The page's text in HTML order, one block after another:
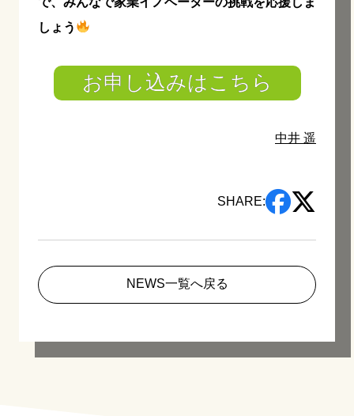
しょう
お申し込みはこちら
中井 遥
SHARE:
NEWS一覧へ戻る